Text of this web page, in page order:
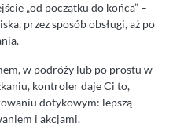
„od początku do końca” –
przez sposób obsługi, aż po
w podróży lub po prostu w
kontroler daje Ci to,
dotykowym: lepszą
i akcjami.